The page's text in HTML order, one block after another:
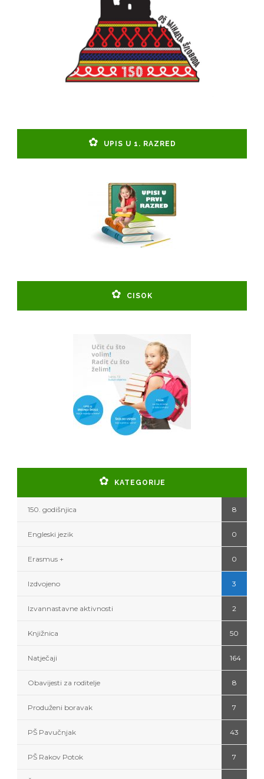
UPIS U 1. RAZRED
CISOK
KATEGORIJE
150. godišnjica 8
Engleski jezik 0
Erasmus + 0
Izdvojeno 3
Izvannastavne aktivnosti 2
Knjižnica 50
Natječaji 164
Obavijesti za roditelje 8
Produženi boravak 7
PŠ Pavučnjak 43
PŠ Rakov Potok 7